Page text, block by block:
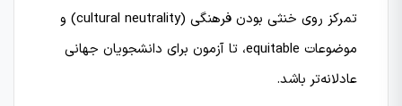
تمرکز روی خنثی بودن فرهنگی (cultural neutrality) و
موضوعات equitable، تا آزمون برای دانشجویان جهانی
عادلانه‌تر باشد.